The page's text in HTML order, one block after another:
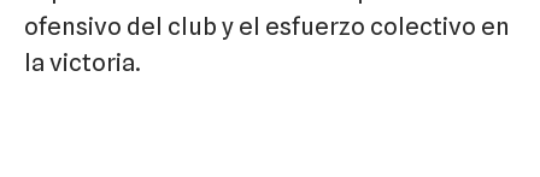
ofensivo del club y el esfuerzo colectivo en
la victoria.